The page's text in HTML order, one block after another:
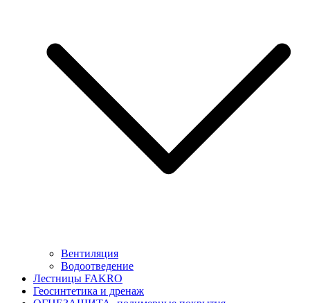
Вентиляция
Водоотведение
Лестницы FAKRO
Геосинтетика и дренаж